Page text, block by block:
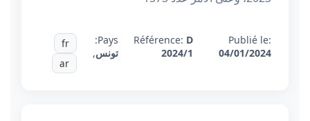
Publié le:
04/01/2024
Référence: D
2024/1
Pays:
تونس,
fr
ar